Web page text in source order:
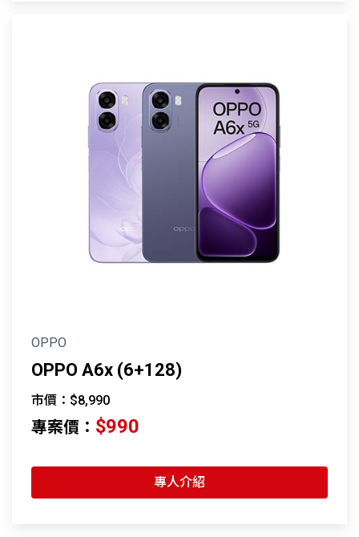
OPPO
OPPO A6x (6+128)
市價：$8,990
專案價： $990
專人介紹